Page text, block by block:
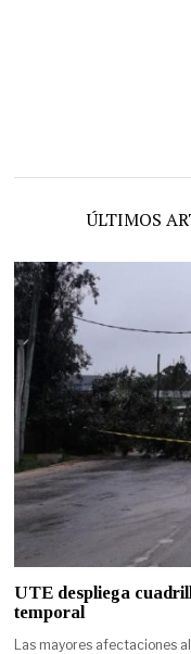
ÚLTIMOS
UTE despliega
temporal
Las mayores afectaciones